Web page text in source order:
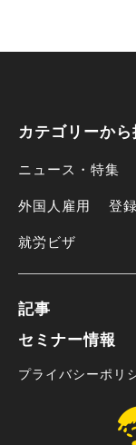
カテゴリーか
ニュース・特集
外国人雇用
登
就労ビザ
記事
セミナー情報
プライバシーポリ